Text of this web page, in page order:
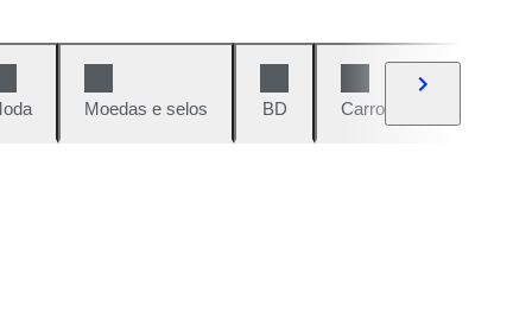
Moedas e selos BD Carros e motos